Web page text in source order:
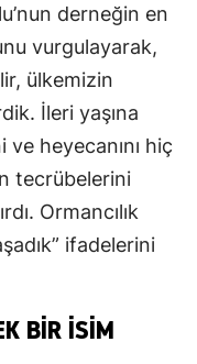
derneğin en
vurgulayarak,
ülkemizin
İleri yaşına
heyecanını hiç
tecrübelerini
Ormancılık
ifadelerini
BIR İSIM